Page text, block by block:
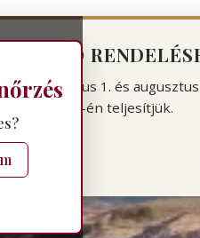
augusztus 1. és
10-én teljesítjük.